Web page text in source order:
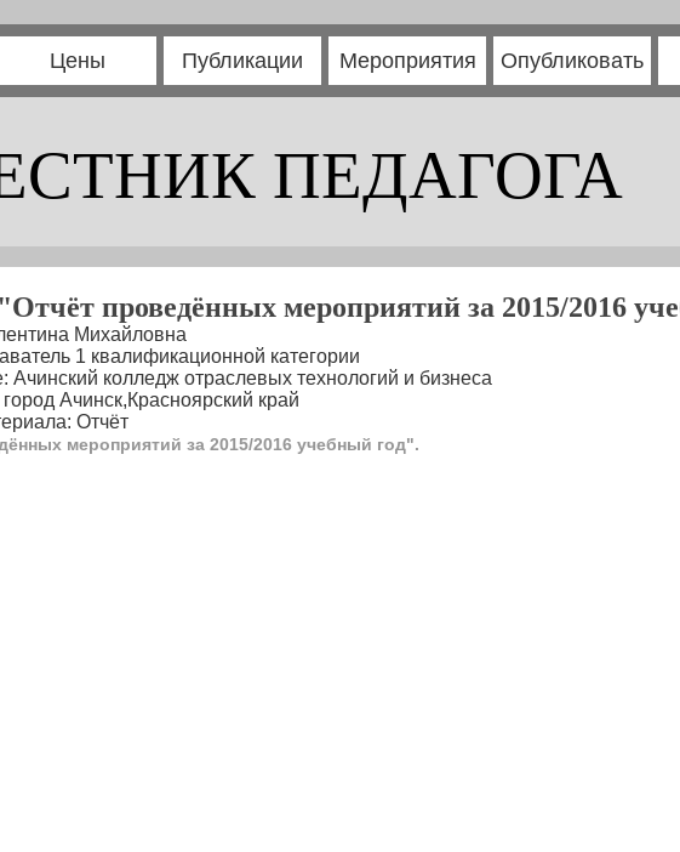
Цены Публикации Мероприятия Опубликовать
ПЕДАГОГА
"Отчёт проведённых мероприятий за 2015/2016
Михайловна
1 квалификационной категории
Ачинский колледж отраслевых технологий и бизнеса
Ачинск,Красноярский край
Отчёт
мероприятий за 2015/2016 учебный год".